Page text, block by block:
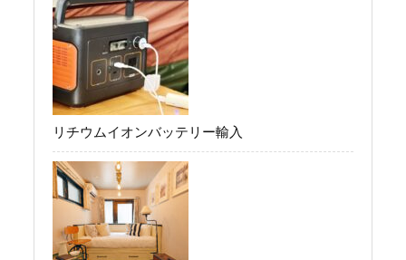
リチウムイオンバッテリー輸入